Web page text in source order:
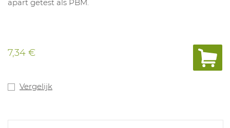
apart getest als PBM.
7,34 €
Vergelijk